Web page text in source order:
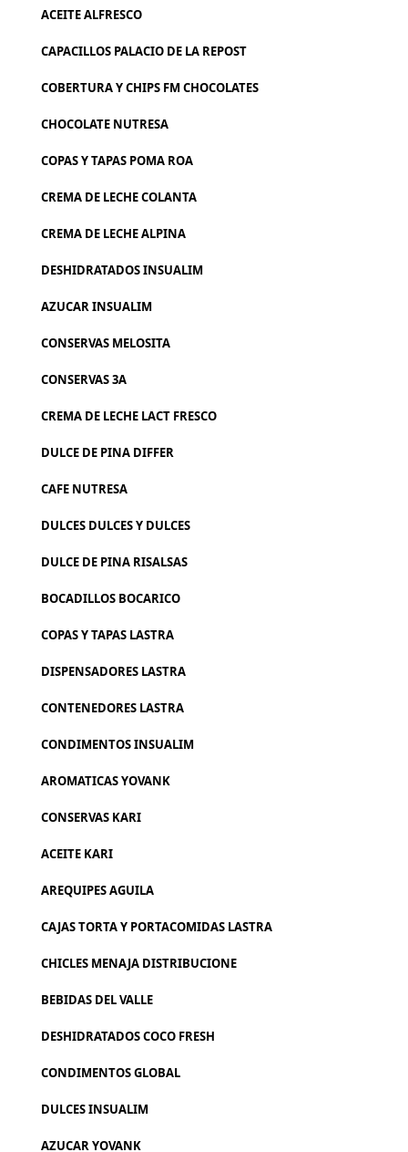
ACEITE ALFRESCO
CAPACILLOS PALACIO DE LA REPOST
COBERTURA Y CHIPS FM CHOCOLATES
CHOCOLATE NUTRESA
COPAS Y TAPAS POMA ROA
CREMA DE LECHE COLANTA
CREMA DE LECHE ALPINA
DESHIDRATADOS INSUALIM
AZUCAR INSUALIM
CONSERVAS MELOSITA
CONSERVAS 3A
CREMA DE LECHE LACT FRESCO
DULCE DE PINA DIFFER
CAFE NUTRESA
DULCES DULCES Y DULCES
DULCE DE PINA RISALSAS
BOCADILLOS BOCARICO
COPAS Y TAPAS LASTRA
DISPENSADORES LASTRA
CONTENEDORES LASTRA
CONDIMENTOS INSUALIM
AROMATICAS YOVANK
CONSERVAS KARI
ACEITE KARI
AREQUIPES AGUILA
CAJAS TORTA Y PORTACOMIDAS LASTRA
CHICLES MENAJA DISTRIBUCIONE
BEBIDAS DEL VALLE
DESHIDRATADOS COCO FRESH
CONDIMENTOS GLOBAL
DULCES INSUALIM
AZUCAR YOVANK